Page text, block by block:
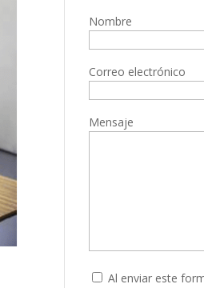
Nombre
Correo electrónico
Mensaje
Al enviar este